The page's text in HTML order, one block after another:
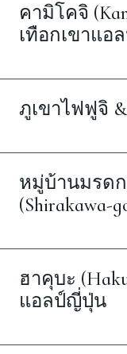
คามิโคจิ
เทือกเขาแอ
ภูเขาไฟฟูจิ
หมู่บ้านมรด
(Shirakawa-
ฮาคุบะ
แอลป์ญี่ปุ่น